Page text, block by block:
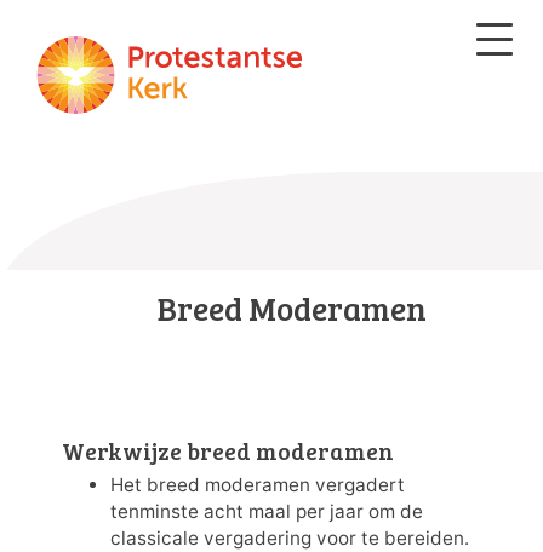
Breed Moderamen
Werkwijze breed moderamen
Het breed moderamen vergadert
tenminste acht maal per jaar om de
classicale vergadering voor te bereiden.